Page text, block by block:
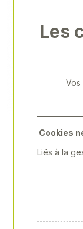
Les
Cookies
Liés à la